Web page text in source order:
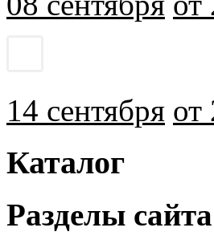
14 сентября от
Каталог
Разделы сайта